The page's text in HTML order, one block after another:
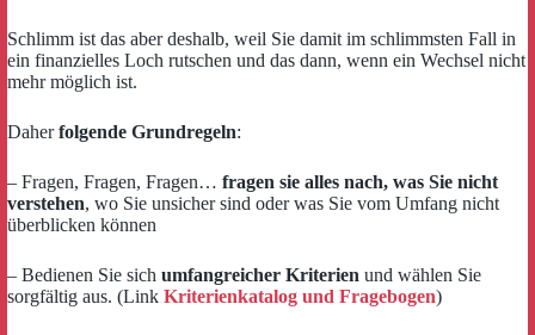
Schlimm ist das aber deshalb, weil Sie damit im schlimmsten Fall in
ein finanzielles Loch rutschen und das dann, wenn ein Wechsel nicht
mehr möglich ist.
Daherfolgende Grundregeln:
– Fragen, Fragen, Fragen… fragen sie alles nach, was Sie nicht
verstehen, wo Sie unsicher sind oder was Sie vom Umfang nicht
überblicken können
– Bedienen Sie sich umfangreicher Kriterien und wählen Sie
sorgfältig aus. (Link Kriterienkatalog und Fragebogen)